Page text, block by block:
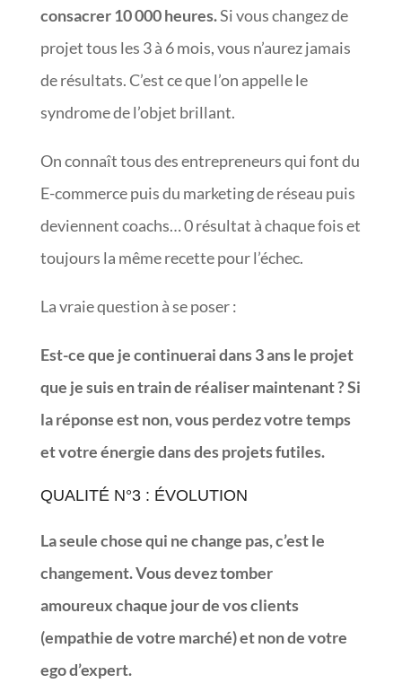
consacrer 10 000 heures.Si vous changez de
projet tous les 3 à 6 mois, vous n’aurez jamais
de résultats. C’est ce que l’on appelle le
syndrome de l’objet brillant.
On connaît tous des entrepreneurs qui font du
E-commerce puis du marketing de réseau puis
deviennent coachs… 0 résultat à chaque fois et
toujours la même recette pour l’échec.
La vraie question à se poser :
Est-ce que je continuerai dans 3 ans le projet
que je suis en train de réaliser maintenant ? Si
la réponse est non, vous perdez votre temps
et votre énergie dans des projets futiles.
QUALITÉ N°3 : ÉVOLUTION
La seule chose qui ne change pas, c’est le
changement. Vous devez tomber
amoureuxchaque jourde vos clients
(empathie de votre marché) et non de votre
ego d’expert.